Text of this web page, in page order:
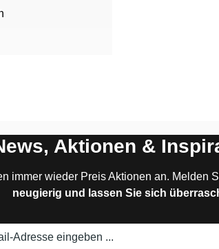
Aktionen &
immer wieder Preis Aktionen an. Melden
neugierig und lassen Sie sich